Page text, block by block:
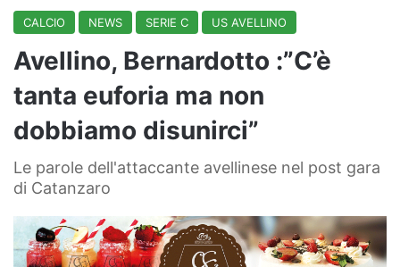
CALCIO NEWS SERIE C US AVELLINO
Avellino, Bernardotto :”C’è
tanta euforia ma non
dobbiamo disunirci”
Le parole dell'attaccante avellinese nel post gara
di Catanzaro